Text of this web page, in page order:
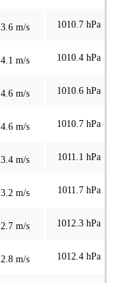
3.6 m/s 1010.7 hPa
4.1 m/s 1010.4 hPa
4.6 m/s 1010.6 hPa
4.6 m/s 1010.7 hPa
3.4 m/s 1011.1 hPa
3.2 m/s 1011.7 hPa
2.7 m/s 1012.3 hPa
2.8 m/s 1012.4 hPa